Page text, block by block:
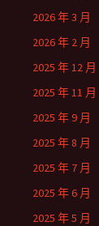
2026 年 3 月
2026 年 2 月
2025 年 12 月
2025 年 11 月
2025 年 9 月
2025 年 8 月
2025 年 7 月
2025 年 6 月
2025 年 5 月